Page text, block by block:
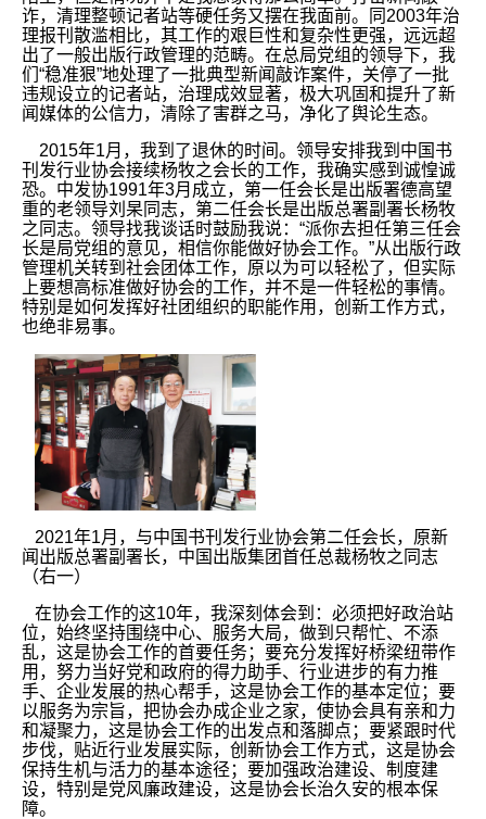
诈，清理整顿记者站等硬任务又摆在我面前。同2003年治
理报刊散滥相比，其工作的艰巨性和复杂性更强，远远超
出了一般出版行政管理的范畴。在总局党组的领导下，我
们“稳准狠”地处理了一批典型新闻敲诈案件，关停了一批
违规设立的记者站，治理成效显著，极大巩固和提升了新
闻媒体的公信力，清除了害群之马，净化了舆论生态。
2015年1月，我到了退休的时间。领导安排我到中国书
刊发行业协会接续杨牧之会长的工作，我确实感到诚惶诚
恐。中发协1991年3月成立，第一任会长是出版署德高望
重的老领导刘杲同志，第二任会长是出版总署副署长杨牧
之同志。领导找我谈话时鼓励我说：“派你去担任第三任会
长是局党组的意见，相信你能做好协会工作。”从出版行政
管理机关转到社会团体工作，原以为可以轻松了，但实际
上要想高标准做好协会的工作，并不是一件轻松的事情。
特别是如何发挥好社团组织的职能作用，创新工作方式，
也绝非易事。
2021年1月，与中国书刊发行业协会第二任会长，原新
闻出版总署副署长，中国出版集团首任总裁杨牧之同志
（右一）
在协会工作的这10年，我深刻体会到：必须把好政治站
位，始终坚持围绕中心、服务大局，做到只帮忙、不添
乱，这是协会工作的首要任务；要充分发挥好桥梁纽带作
用，努力当好党和政府的得力助手、行业进步的有力推
手、企业发展的热心帮手，这是协会工作的基本定位；要
以服务为宗旨，把协会办成企业之家，使协会具有亲和力
和凝聚力，这是协会工作的出发点和落脚点；要紧跟时代
步伐，贴近行业发展实际，创新协会工作方式，这是协会
保持生机与活力的基本途径；要加强政治建设、制度建
设，特别是党风廉政建设，这是协会长治久安的根本保
障。